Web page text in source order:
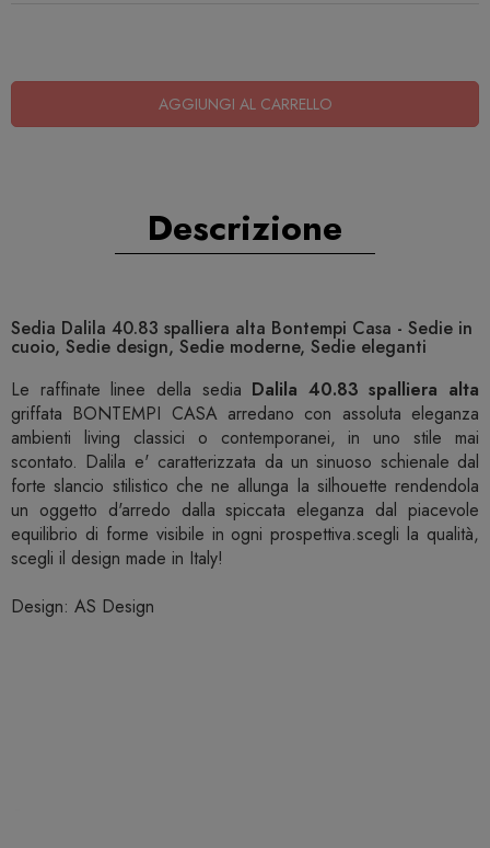
AGGIUNGI AL CARRELLO
Descrizione
Sedia Dalila 40.83 spalliera alta Bontempi Casa - Sedie in
cuoio, Sedie design, Sedie moderne, Sedie eleganti
Le raffinate linee della sedia Dalila 40.83 spalliera alta
griffata BONTEMPI CASA arredano con assoluta eleganza
ambienti living classici o contemporanei, in uno stile mai
scontato. Dalila e' caratterizzata da un sinuoso schienale dal
forte slancio stilistico che ne allunga la silhouette rendendola
un oggetto d'arredo dalla spiccata eleganza dal piacevole
equilibrio di forme visibile in ogni prospettiva.scegli la qualità,
scegli il design made in Italy!
Design: AS Design